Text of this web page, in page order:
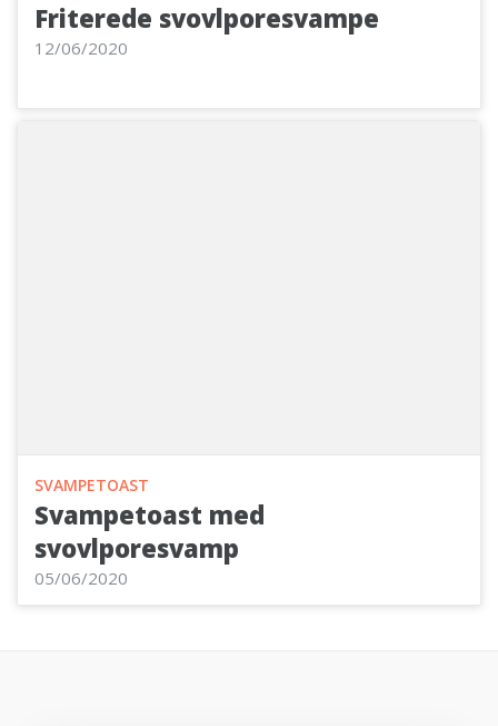
Friterede svovlporesvampe
12/06/2020
SVAMPETOAST
Svampetoast med
svovlporesvamp
05/06/2020